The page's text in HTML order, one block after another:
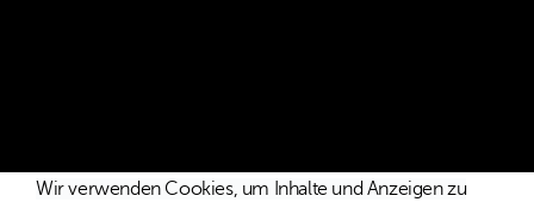
Wir verwenden Cookies, um Inhalte und Anzeigen zu